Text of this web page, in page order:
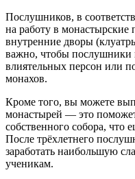
Послушников, в
на работу в монастырские
внутренние дворы
важно, чтобы послушники
влиятельных персон или
монахов.
Кроме того, вы можете
монастырей — это
собственного собора, что
После трёхлетнего
заработать наибольшую
ученикам.